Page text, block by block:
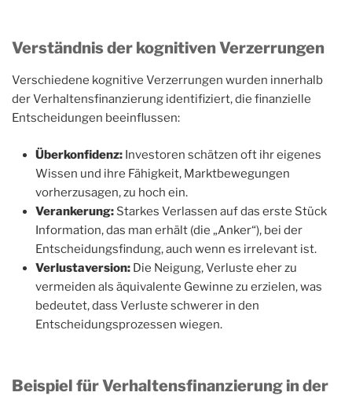
Verständnis der kognitiven Verzerrungen
Verschiedene kognitive Verzerrungen wurden innerhalb
der Verhaltensfinanzierung identifiziert, die finanzielle
Entscheidungen beeinflussen:
Überkonfidenz: Investoren schätzen oft ihr eigenes
Wissen und ihre Fähigkeit, Marktbewegungen
vorherzusagen, zu hoch ein.
Verankerung: Starkes Verlassen auf das erste Stück
Information, das man erhält (die „Anker“), bei der
Entscheidungsfindung, auch wenn es irrelevant ist.
Verlustaversion: Die Neigung, Verluste eher zu
vermeiden als äquivalente Gewinne zu erzielen, was
bedeutet, dass Verluste schwerer in den
Entscheidungsprozessen wiegen.
Beispiel für Verhaltensfinanzierung in der